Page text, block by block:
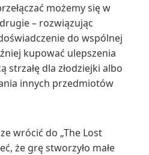
możemy się w
– rozwiązując
do wspólnej
kupować ulepszenia
strzałę dla złodziejki albo
innych przedmiotów
wrócić do „The Lost
że grę stworzyło małe